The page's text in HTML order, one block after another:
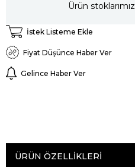
Ürün
İstek Listeme Ekle
Fiyat Düşünce Haber Ver
Gelince Haber Ver
ÜRÜN ÖZELLIKLERI